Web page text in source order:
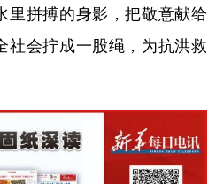
里拼搏的身影，把敬意献给
社会拧成一股绳，为抗洪救